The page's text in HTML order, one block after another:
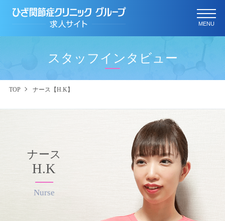
MENU
スタッフインタビュー
TOP ナース【H.K】
ナース
H.K
Nurse